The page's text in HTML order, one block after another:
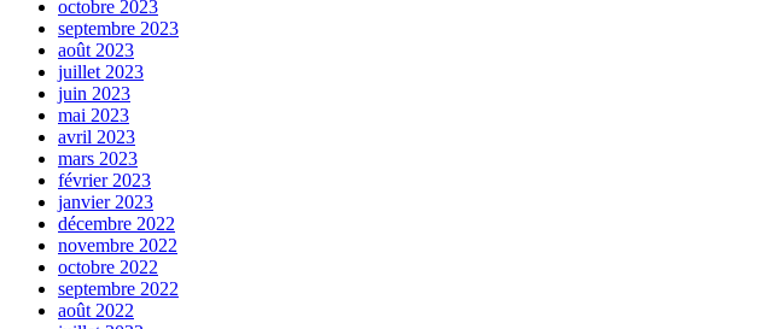
octobre 2023
septembre 2023
août 2023
juillet 2023
juin 2023
mai 2023
avril 2023
mars 2023
février 2023
janvier 2023
décembre 2022
novembre 2022
octobre 2022
septembre 2022
août 2022